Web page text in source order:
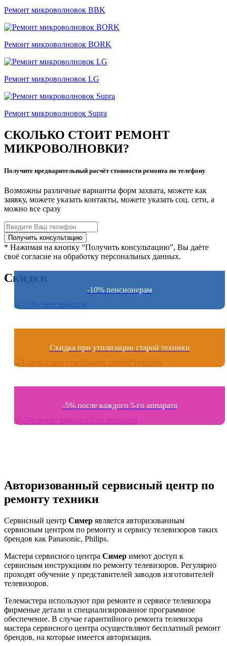
Ремонт микроволновок BBK
Ремонт микроволновок BORK
Ремонт микроволновок LG
Ремонт микроволновок Supra
СКОЛЬКО СТОИТ РЕМОНТ
МИКРОВОЛНОВКИ?
Получите предварительный расчёт стоимости ремонта по телефону
Возможны различные варианты форм захвата, можете как
заявку, можете указать контакты, можете указать соц. сети, а
можно все сразу
* Нажимая на кнопку “Получить консультацию”, Вы даёте
своё согласие на обработку персональных данных.
Скидки
-10% пенсионерам
Скидка при утилизации старой техники
-5% после каждого 5-го аппарата
Авторизованный сервисный центр по
ремонту техники
Сервисный центр Симер является авторизованным
сервисным центром по ремонту и сервису телевизоров таких
брендов как Panasonic, Philips.
Мастера сервисного центра Симер имеют доступ к
сервисным инструкциям по ремонту телевизоров. Регулярно
проходят обучение у представителей заводов изготовителей
телевизоров.
Телемастера используют при ремонте и сервисе телевизора
фирменые детали и специализированное программное
обеспечение. В случае гарантийного ремонта телевизора
мастера сервисного центра осуществляют бесплатный ремонт
брендов, на которые имеется авторизация.